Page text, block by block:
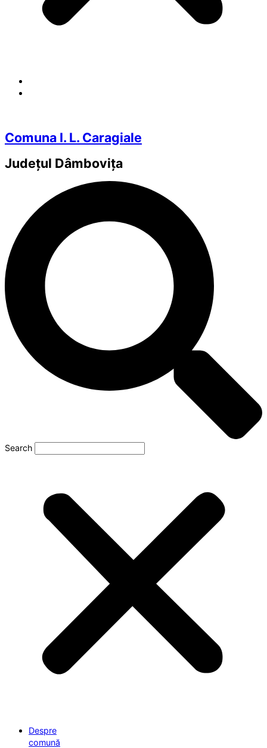
Comuna I. L. Caragiale
Județul Dâmbovița
Search
Despre
comună